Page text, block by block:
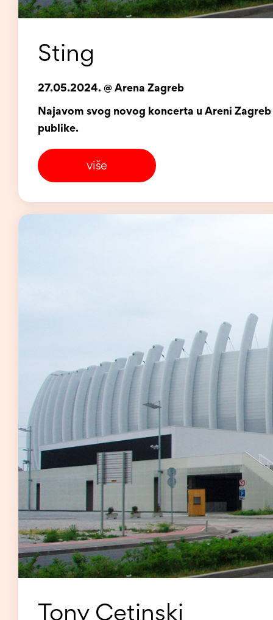
Sting
27.05.2024. @ Arena Zagreb
Najavom svog novog koncerta u Areni
publike.
više
Tony Cetinski